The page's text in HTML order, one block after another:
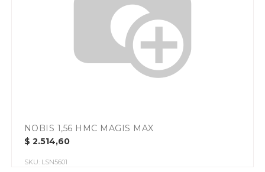
NOBIS 1,56 HMC MAGIS MAX
$ 2.514,60
SKU: LSN5601